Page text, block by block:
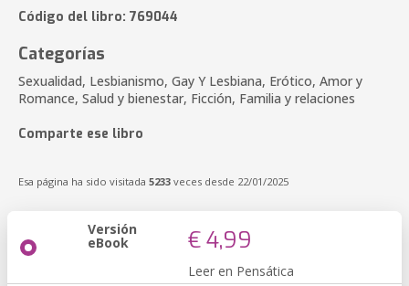
Código del libro: 769044
Categorías
Sexualidad, Lesbianismo, Gay Y Lesbiana, Erótico, Amor y
Romance, Salud y bienestar, Ficción, Familia y relaciones
Comparte ese libro
Esa página ha sido visitada 5233 veces desde 22/01/2025
Versión
eBook € 4,99
Leer en Pensática